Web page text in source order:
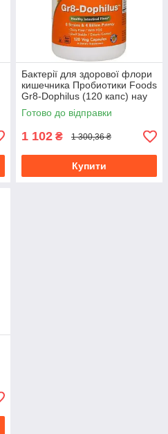
Бактерії для здорової флори
кишечника Пробиотики Foods
Gr8-Dophilus (120 капс) нау
фудс
Готово до відправки
1 102 ₴ 1 300,36 ₴
Купити